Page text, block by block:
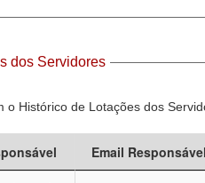
dos Servidores
o Histórico de Lotações dos
Email